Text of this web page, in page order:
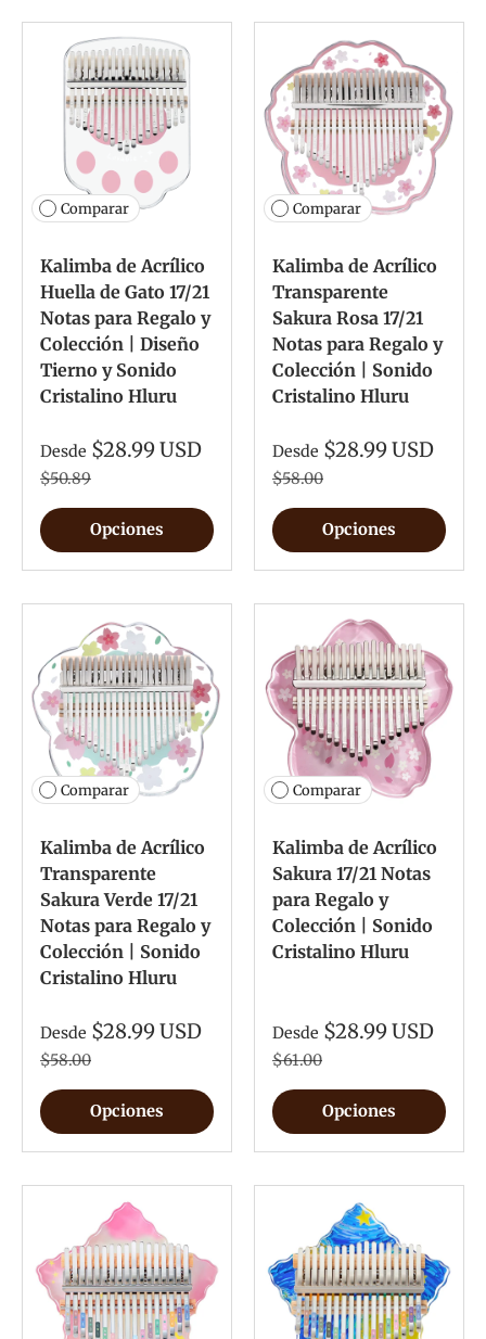
Comparar
Kalimba de Acrílico
Huella de Gato 17/21
Notas para Regalo y
Colección | Diseño
Tierno y Sonido
Cristalino Hluru
Desde $28.99 USD
$50.89
Opciones
Comparar
Kalimba de Acrílico
Transparente
Sakura Rosa 17/21
Notas para Regalo y
Colección | Sonido
Cristalino Hluru
Desde $28.99 USD
$58.00
Opciones
Comparar
Kalimba de Acrílico
Transparente
Sakura Verde 17/21
Notas para Regalo y
Colección | Sonido
Cristalino Hluru
Desde $28.99 USD
$58.00
Opciones
Comparar
Kalimba de Acrílico
Sakura 17/21 Notas
para Regalo y
Colección | Sonido
Cristalino Hluru
Desde $28.99 USD
$61.00
Opciones